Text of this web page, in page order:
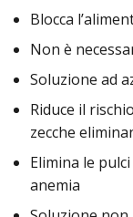
Blocca
Non è
Soluzione ad
Riduce il
zecche
Elimina le
anemia